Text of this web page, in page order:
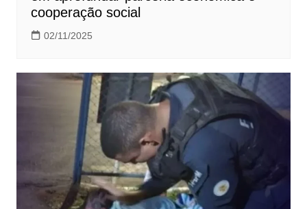
cooperação social
02/11/2025